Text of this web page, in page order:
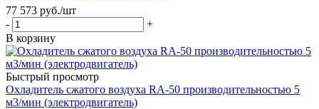
77 573 руб./шт
-
+
В корзину
Быстрый просмотр
Охладитель сжатого воздуха RA-50 производительностью 5
м3/мин (электродвигатель)